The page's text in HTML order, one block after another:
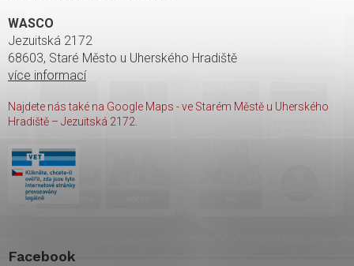
WASCO
Jezuitská 2172
68603, Staré Město u Uherského Hradiště
více informací
Najdete nás také na Google Maps - ve Starém Městě u Uherského
Hradiště – Jezuitská 2172.
Facebook